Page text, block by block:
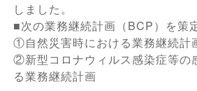
しました。
■次の業務継続計画（BCP）を策
①自然災害時における業務継続計
②新型コロナウィルス感染症等の
る業務継続計画